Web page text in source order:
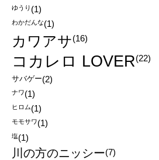
ゆうり (1)
わかだんな(1)
カワアサ(16)
コカレロ LOVER(22)
サバゲー(2)
ナワ(1)
ヒロム(1)
モモサワ(1)
塩(1)
川の方のニッシー(7)